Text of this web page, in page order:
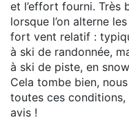
et l’effort fourni. Très
lorsque l’on alterne
fort vent relatif :
à ski de randonnée,
à ski de piste, en
Cela tombe bien,
toutes ces
avis !